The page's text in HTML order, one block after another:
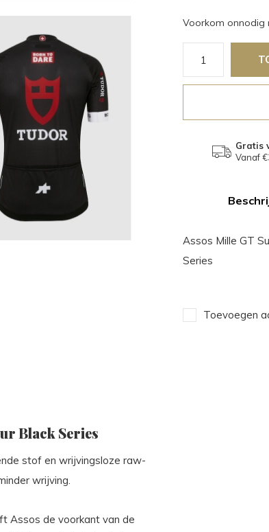
Voorkom onnodig
Gratis
Vanaf
Assos Mille GT
Series
Toevoegen
Black Series
stof en wrijvingsloze raw-
wrijving.
Assos de voorkant van de